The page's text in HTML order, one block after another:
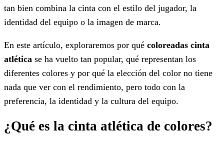
tan bien combina la cinta con el estilo del jugador, la
identidad del equipo o la imagen de marca.
En este artículo, exploraremos por qué coloreadas cinta
atlética se ha vuelto tan popular, qué representan los
diferentes colores y por qué la elección del color no tiene
nada que ver con el rendimiento, pero todo con la
preferencia, la identidad y la cultura del equipo.
¿Qué es la cinta atlética de colores?